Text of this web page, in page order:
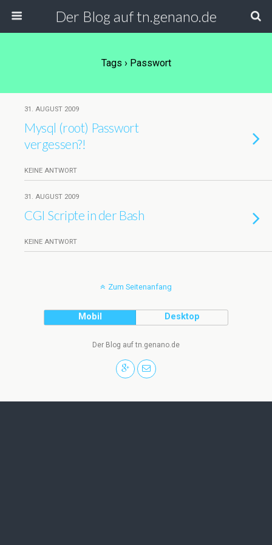
Der Blog auf tn.genano.de
Tags › Passwort
31. AUGUST 2009
Mysql (root) Passwort
vergessen?!
KEINE ANTWORT
31. AUGUST 2009
CGI Scripte in der Bash
KEINE ANTWORT
Zum Seitenanfang
Mobil Desktop
Der Blog auf tn.genano.de